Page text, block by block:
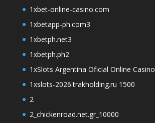
1xbet-online-casino.com
1xbetapp-ph.com3
1xbetph.net3
1xbetph.ph2
1xSlots Argentina Oficial Online Casino
1xslots-2026.trakholding.ru 1500
2
2_chickenroad.net.gr_10000